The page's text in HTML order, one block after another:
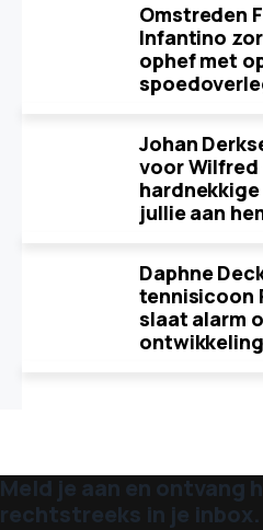
Omstreden
Infantino
ophef met
Johan
voor Wilfred
jullie aan
Daphne
tennisicoon
slaat alarm
Meld je aan en ontvang
rechtstreeks in je inbox.